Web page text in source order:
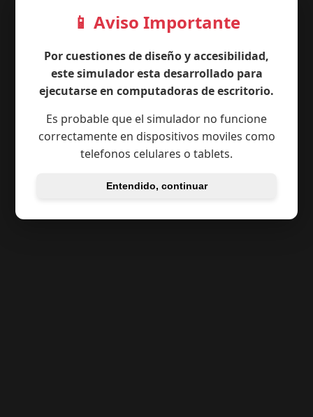
📱 Aviso Importante
Por cuestiones de diseño y accesibilidad,
este simulador esta desarrollado para
ejecutarse en computadoras de escritorio.
Es probable que el simulador no funcione
correctamente en dispositivos moviles como
telefonos celulares o tablets.
Entendido, continuar
Simulador de Boleta Única
Papel (BUP)
Seleccioná un distrito para comenzar: